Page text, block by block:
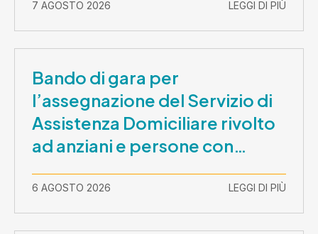
7 AGOSTO 2026 LEGGI DI PIÙ
Bando di gara per
l’assegnazione del Servizio di
Assistenza Domiciliare rivolto
ad anziani e persone con
2026-30 settembre 2029
6 AGOSTO 2026 LEGGI DI PIÙ